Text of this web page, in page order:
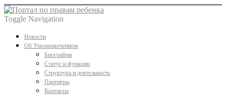
Toggle Navigation
Новости
Об Уполномоченном
Биография
Статус и функции
Структура и деятельность
Партнёры
Контакты